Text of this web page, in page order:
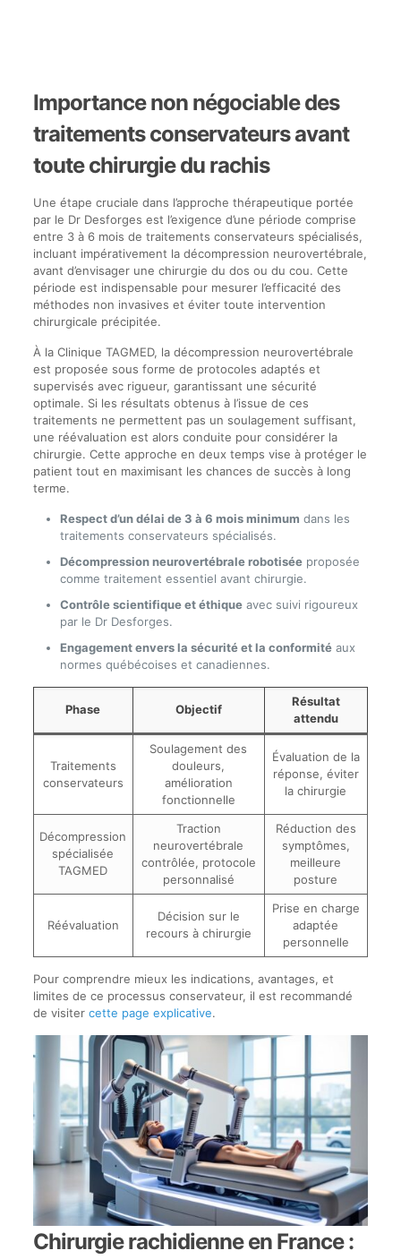
Importance non négociable des
traitements conservateurs avant
toute chirurgie du rachis
Une étape cruciale dans l’approche thérapeutique portée
par le Dr Desforges est l’exigence d’une période comprise
entre 3 à 6 mois de traitements conservateurs spécialisés,
incluant impérativement la décompression neurovertébrale,
avant d’envisager une chirurgie du dos ou du cou. Cette
période est indispensable pour mesurer l’efficacité des
méthodes non invasives et éviter toute intervention
chirurgicale précipitée.
À la Clinique TAGMED, la décompression neurovertébrale
est proposée sous forme de protocoles adaptés et
supervisés avec rigueur, garantissant une sécurité
optimale. Si les résultats obtenus à l’issue de ces
traitements ne permettent pas un soulagement suffisant,
une réévaluation est alors conduite pour considérer la
chirurgie. Cette approche en deux temps vise à protéger le
patient tout en maximisant les chances de succès à long
terme.
Respect d’un délai de 3 à 6 mois minimum dans les
traitements conservateurs spécialisés.
Décompression neurovertébrale robotiséeproposée
comme traitement essentiel avant chirurgie.
Contrôle scientifique et éthiqueavec suivi rigoureux
par le Dr Desforges.
Engagement envers la sécurité et la conformitéaux
normes québécoises et canadiennes.
Phase Objectif
Résultat
attendu
Traitements
conservateurs
Soulagement des
douleurs,
amélioration
fonctionnelle
Évaluation de la
réponse, éviter
la chirurgie
Décompression
spécialisée
TAGMED
Traction
neurovertébrale
contrôlée, protocole
personnalisé
Réduction des
symptômes,
meilleure
posture
Réévaluation
Décision sur le
recours à chirurgie
Prise en charge
adaptée
personnelle
Pour comprendre mieux les indications, avantages, et
limites de ce processus conservateur, il est recommandé
de visiter cette page explicative.
Chirurgie rachidienne en France :